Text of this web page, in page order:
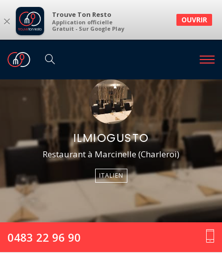
× Trouve Ton Resto
Application officielle
Gratuit - Sur Google Play
OUVRIR
ILMIOGUSTO
Restaurant à Marcinelle (Charleroi)
ITALIEN
0483 22 96 90